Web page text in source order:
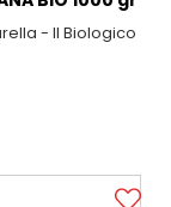
- Il Biologico